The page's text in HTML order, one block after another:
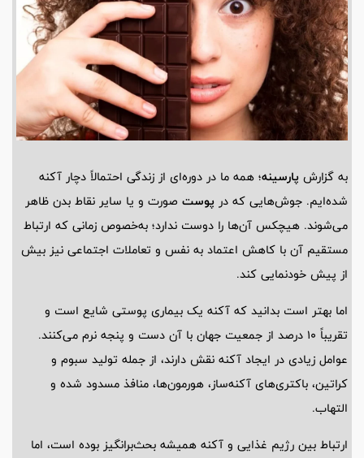
به گزارش پارسینه؛ همه ما در دوره‌ای از زندگی احتمالاً دچار آکنه
شده‌ایم. جوش‌هایی که در پوست صورت و یا سایر نقاط بدن ظاهر
می‌شوند. هیچکس آن‌ها را دوست ندارد؛ به‌خصوص زمانی که ارتباط
مستقیم آن با کاهش اعتماد به نفس و تعاملات اجتماعی نیز بیش
از پیش خودنمایی کند.
اما بهتر است بدانید که آکنه یک بیماری پوستی شایع است و
تقریباً 10 درصد از جمعیت جهان با آن دست و پنجه نرم می‌کنند.
عوامل زیادی در ایجاد آکنه نقش دارند، از جمله تولید سبوم و
کراتین، باکتری‌های آکنه‌ساز، هورمون‌ها، منافذ مسدود شده و
التهاب.
ارتباط بین رژیم غذایی و آکنه همیشه بحث‌برانگیز بوده است، اما